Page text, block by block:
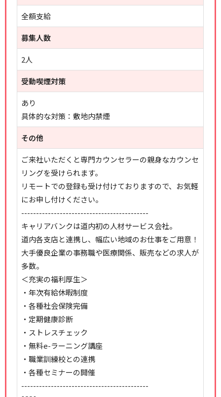
全額支給
募集人数
2人
受動喫煙対策
あり
具体的な対策：敷地内禁煙
その他
ご来社いただくと専門カウンセラーの親身なカウンセ
リングを受けられます。
リモートでの登録も受け付けておりますので、お気軽
にお申し付けください。
-------------------------------------------
キャリアバンクは道内初の人材サービス会社。
道内各支店と連携し、幅広い地域のお仕事をご用意！
大手優良企業の事務職や医療関係、販売などの求人が
多数。
＜充実の福利厚生＞
・年次有給休暇制度
・各種社会保険完備
・定期健康診断
・ストレスチェック
・無料e-ラーニング講座
・職業訓練校との連携
・各種セミナーの開催
-------------------------------------------